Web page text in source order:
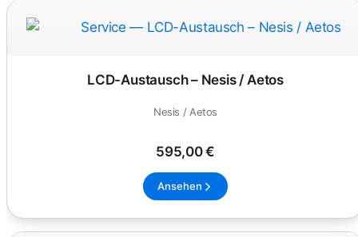
LCD-Austausch – Nesis / Aetos
Nesis / Aetos
595,00 €
Ansehen